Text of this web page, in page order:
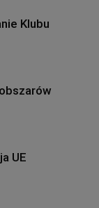
Klubu
UE